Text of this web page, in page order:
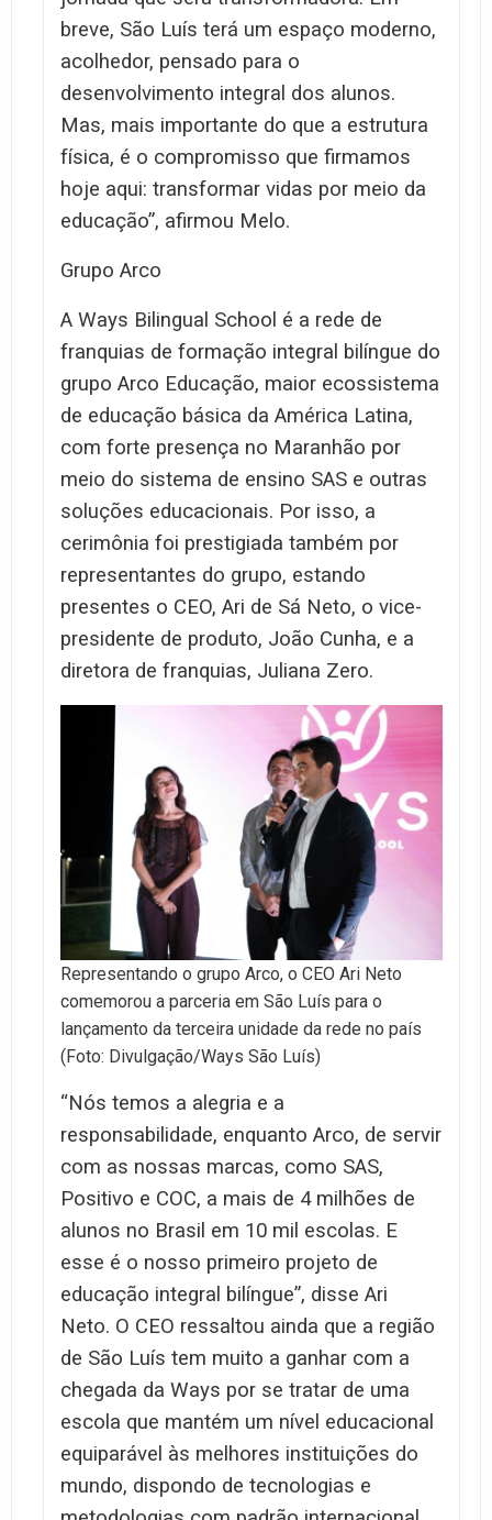
breve, São Luís terá um espaço moderno,
acolhedor, pensado para o
desenvolvimento integral dos alunos.
Mas, mais importante do que a estrutura
física, é o compromisso que firmamos
hoje aqui: transformar vidas por meio da
educação”, afirmou Melo.
Grupo Arco
A Ways Bilingual School é a rede de
franquias de formação integral bilíngue do
grupo Arco Educação, maior ecossistema
de educação básica da América Latina,
com forte presença no Maranhão por
meio do sistema de ensino SAS e outras
soluções educacionais. Por isso, a
cerimônia foi prestigiada também por
representantes do grupo, estando
presentes o CEO, Ari de Sá Neto, o vice-
presidente de produto, João Cunha, e a
diretora de franquias, Juliana Zero.
Representando o grupo Arco, o CEO Ari Neto
comemorou a parceria em São Luís para o
lançamento da terceira unidade da rede no país
(Foto: Divulgação/Ways São Luís)
“Nós temos a alegria e a
responsabilidade, enquanto Arco, de servir
com as nossas marcas, como SAS,
Positivo e COC, a mais de 4 milhões de
alunos no Brasil em 10 mil escolas. E
esse é o nosso primeiro projeto de
educação integral bilíngue”, disse Ari
Neto. O CEO ressaltou ainda que a região
de São Luís tem muito a ganhar com a
chegada da Ways por se tratar de uma
escola que mantém um nível educacional
equiparável às melhores instituições do
mundo, dispondo de tecnologias e